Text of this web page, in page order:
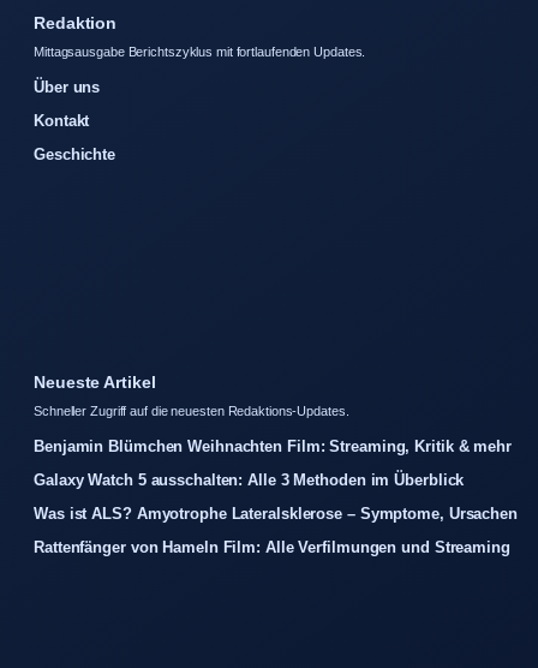
Redaktion
Mittagsausgabe Berichtszyklus mit fortlaufenden Updates.
Über uns
Kontakt
Geschichte
Neueste Artikel
Schneller Zugriff auf die neuesten Redaktions-Updates.
Benjamin Blümchen Weihnachten Film: Streaming, Kritik & mehr
Galaxy Watch 5 ausschalten: Alle 3 Methoden im Überblick
Was ist ALS? Amyotrophe Lateralsklerose – Symptome, Ursachen
Rattenfänger von Hameln Film: Alle Verfilmungen und Streaming